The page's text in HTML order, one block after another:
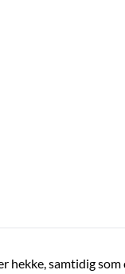
samtidig